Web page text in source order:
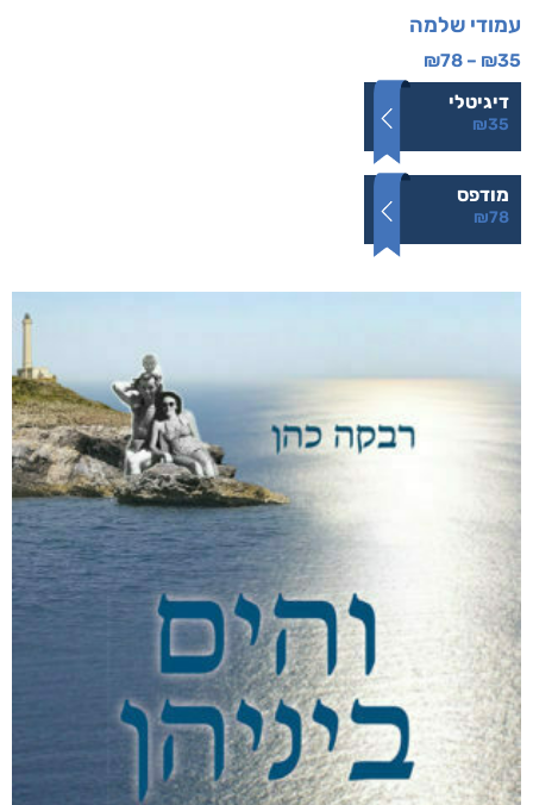
עמודי שלמה
₪35
–
₪78
דיגיטלי
₪35
מודפס
₪78